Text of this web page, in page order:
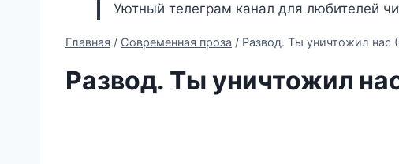
Уютный телеграм канал для любителей
Главная / Современная проза / Развод. Ты уничтожил нас
Развод. Ты уничтожил